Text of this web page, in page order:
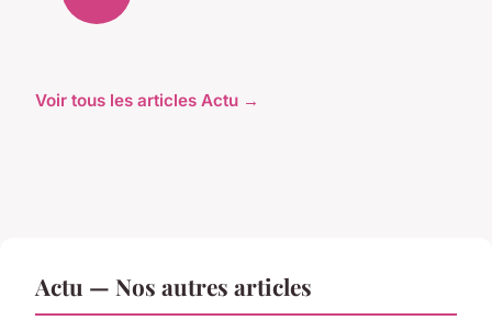
Voir tous les articles Actu →
Actu — Nos autres articles